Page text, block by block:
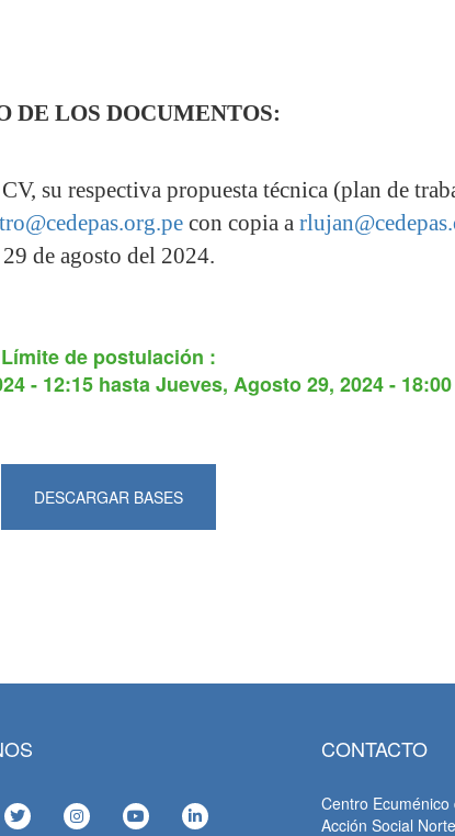
DE LOS DOCUMENTOS:
su respectiva propuesta técnica (plan de
con copia a
29 de agosto del 2024.
Límite de postulación :
- 12:15hastaJueves, Agosto 29, 2024 - 18:00
DESCARGAR BASES
CONTACTO
Centro
Acción Social